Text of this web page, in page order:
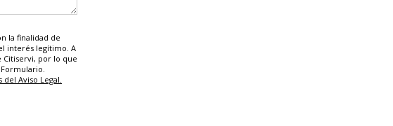
la finalidad de
interés legítimo. A
por lo que
Aviso Legal.